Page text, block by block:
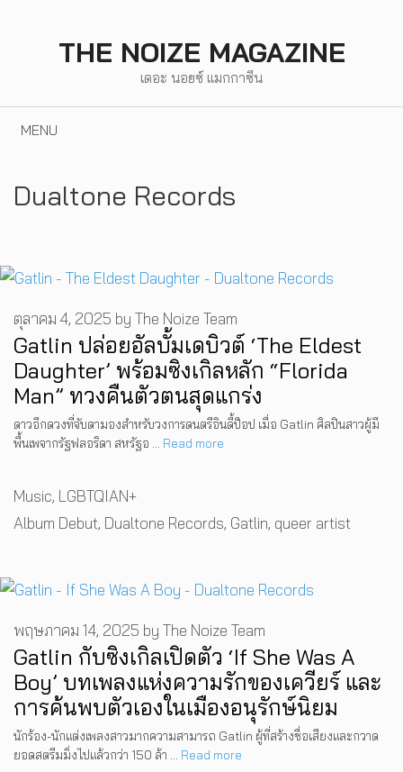
THE NOIZE MAGAZINE
เดอะ นอยซ์ แมกกาซีน
MENU
Dualtone Records
Gatlin ปล่อยอัลบั้มเดบิวต์ ‘The Eldest
Daughter’ พร้อมซิงเกิลหลัก “Florida
Man” ทวงคืนตัวตนสุดแกร่ง
ตุลาคม 4, 2025 by The Noize Team
ดาวอีกดวงที่จับตามองสำหรับวงการดนตรีอินดี้ป็อป เมื่อ Gatlin ศิลปินสาวผู้มี
พื้นเพจากรัฐฟลอริดา สหรัฐอ … Read more
Categories
Music, LGBTQIAN+
Tags
Album Debut, Dualtone Records, Gatlin, queer artist
Gatlin กับซิงเกิลเปิดตัว ‘If She Was A
Boy’ บทเพลงแห่งความรักของเควียร์ และ
การค้นพบตัวเองในเมืองอนุรักษ์นิยม
พฤษภาคม 14, 2025 by The Noize Team
นักร้อง-นักแต่งเพลงสาวมากความสามารถ Gatlin ผู้ที่สร้างชื่อเสียงและกวาด
ยอดสตรีมมิ่งไปแล้วกว่า 150 ล้า … Read more